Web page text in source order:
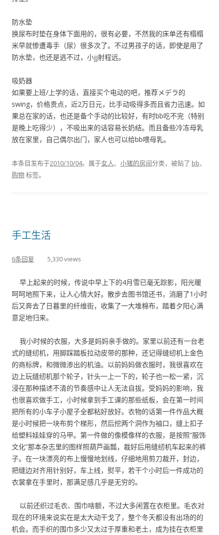
防水垫
换尿布时垫在身体下面用的，很有必要，不然我的床单还有榻榻
米早就惨遭毒手（尿）很多次了。不过男孩子的话，即使是用了
防水垫，也还是逃不过，小jj射程远。
吸奶器
如果要上班/上学的话，直接买个电动的吧，推荐メデラ的
swing，价格贵点，近2万日元，比手动吸得多而且省力迅速。如
果总在家的话，也还是备个手动的比较好，有时bb吃不完（特别
是晚上吃得少），不吸出来的话容易长奶结。而且备些冷冻母乳
放在家里，自己偶尔出门，家人也可以给bb喂母乳。
本条目发布于2010/10/04。属于女人、 小猪的房间分类，被贴了 bb、
购物标签。
手工生活
6条回复 5,330 views
早上起来的时候，传说中早上下的4月雪已毫无踪影，阳光暖
呵呵地照下来，让人心情大好。散步去图书馆还书，消磨了1小时
后又奔去了日暮里的纤维街，收集了一大堆棉布，踏着夕阳心满
意足地归来。
我小时候的衣服，大多是妈妈亲手做的。家里以前还有一台老
式的缝纫机，用脚踩踏板拉动皮带的那种，还记得缝纫机上金色
的商标牌，和微微渗出的机油。以前妈妈做衣服时，我很喜欢在
边上玩缝纫机那个轮子，针头一上一下的，轮子也一松一紧，沉
浸在那种描述不清的节奏感中让人无法自拔。受妈妈的影响，我
也很喜欢做手工，小时候拿到手工课的那些纸板，会在第一时间
把所有的小车子小屋子全都粘好放好。衣物的话第一件作品大概
是小时候把一块布剪个梯形，然后挖两个洞作为袖口，缝上扣子
给塑料娃娃穿的马甲。第一件做的像模像样的衣服，是按照“服饰
文化”那本杂志里的图样照葫芦画瓢，裁好后用缝纫机车起来的裤
子。在一块漂亮的布上慢慢地划线，仔细地用剪刀裁开，封边，
把缝边对齐用针别好，车上线，熨平，若干个小时后一件成功的
衣裳拿在手里时，那满足感几乎是无穷的。
以前还织过毛衣、围巾啥额，不过大多闲置在衣柜里。毛衣对
现在的环境来说实在是太大动干戈了，整个冬天都没有出场的的
机会。而手织的围巾多少又太过于厚重和老土，成为挂在衣柜里